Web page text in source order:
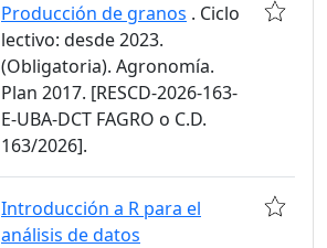
Producción de granos . Ciclo
lectivo: desde 2023.
(Obligatoria). Agronomía.
Plan 2017. [RESCD-2026-163-
E-UBA-DCT FAGRO o C.D.
163/2026].
Introducción a R para el
análisis de datos